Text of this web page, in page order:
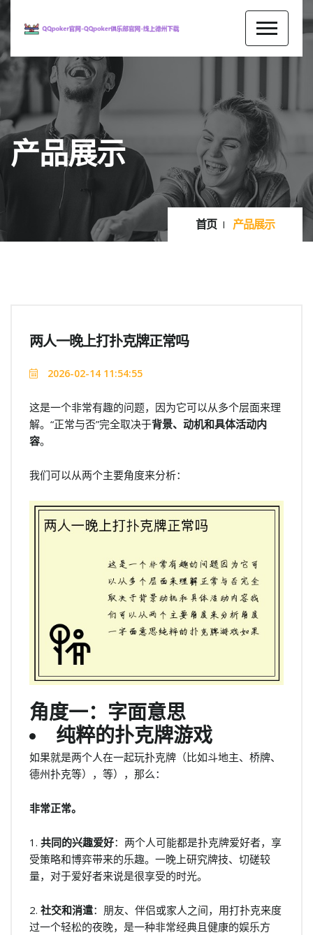
产品展示
首页 产品展示
两人一晚上打扑克牌正常吗
2026-02-14 11:54:55
这是一个非常有趣的问题，因为它可以从多个层面来理
解。“正常与否”完全取决于背景、动机和具体活动内
容。
我们可以从两个主要角度来分析：
角度一：字面意思
纯粹的扑克牌游戏
如果就是两个人在一起玩扑克牌（比如斗地主、桥牌、
德州扑克等），等），那么：
非常正常。
1. 共同的兴趣爱好：两个人可能都是扑克牌爱好者，享
受策略和博弈带来的乐趣。一晚上研究牌技、切磋较
量，对于爱好者来说是很享受的时光。
2. 社交和消遣：朋友、伴侣或家人之间，用打扑克来度
过一个轻松的夜晚，是一种非常经典且健康的娱乐方